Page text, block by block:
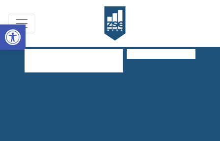
Open toolbar